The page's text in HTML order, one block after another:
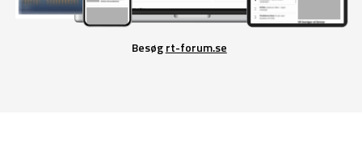
Besøgrt-forum.se